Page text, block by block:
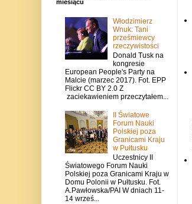
miesiącu
Włodzimierz
Wnuk: Tani
prześmiewcy
rzeczywistości
Donald Tusk na
kongresie
European People's Party na
Malcie (marzec 2017). Fot. EPP
Flickr CC BY 2.0 Z
zaciekawieniem przeczytałem...
II Światowe
Forum Nauki
Polskiej poza
Granicami Kraju
w Pułtusku
Uczestnicy II
Światowego Forum Nauki
Polskiej poza Granicami Kraju w
Domu Polonii w Pułtusku. Fot.
A.Pawłowska/PAI W dniach 11-
14 wrześ...